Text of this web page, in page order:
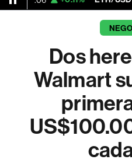
Dos
Walmart